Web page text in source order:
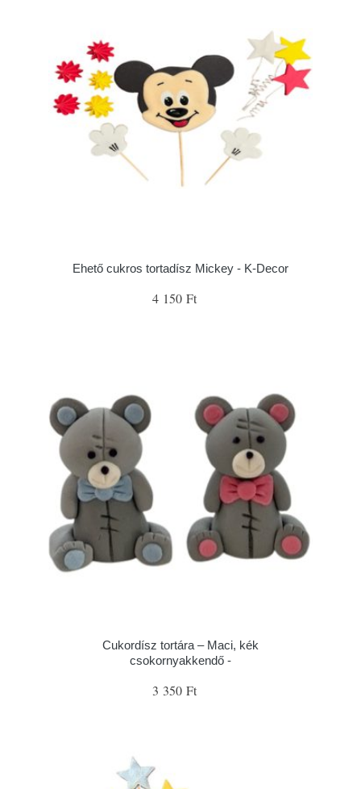
Ehető cukros tortadísz Mickey - K-Decor
4 150 Ft
Cukordísz tortára – Maci, kék
csokornyakkendő -
3 350 Ft